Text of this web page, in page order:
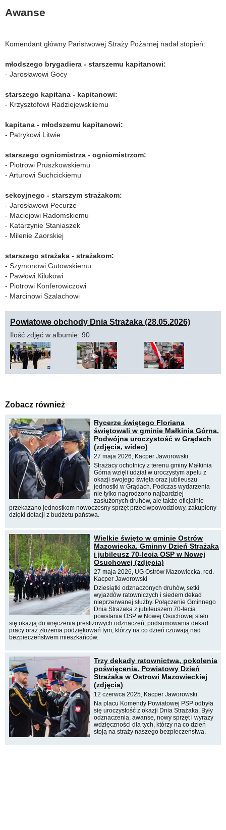
Awanse
Komendant główny Państwowej Straży Pożarnej nadał stopień:
młodszego brygadiera - starszemu kapitanowi:
- Jarosławowi Gocy
starszego kapitana - kapitanowi:
- Krzysztofowi Radziejewskiiemu
kapitana - młodszemu kapitanowi:
- Patrykowi Litwie
starszego ogniomistrza - ogniomistrzom:
- Piotrowi Pruszkowskiemu
- Arturowi Suchcickiemu
sekcyjnego - starszym strażakom:
- Jarosławowi Pecurze
- Maciejowi Radomskiemu
- Katarzynie Staniaszek
- Milenie Zaorskiej
starszego strażaka - strażakom:
- Szymonowi Gutowskiemu
- Pawłowi Kilukowi
- Piotrowi Konferowiczowi
- Marcinowi Szalachowi
Powiatowe obchody Dnia Strażaka (28.05.2026)
Ilość zdjęć w albumie: 90
Zobacz również
Rycerze świętego Floriana
świętowali w gminie Małkinia Górna.
Podwójna uroczystość w Grądach
(zdjęcia, wideo)
27 maja 2026, Kacper Jaworowski
Strażacy ochotnicy z terenu gminy Małkinia
Górna wzięli udział w uroczystym apelu z
okazji swojego święta oraz jubileuszu
jednostki w Grądach. Podczas wydarzenia
nie tylko nagrodzono najbardziej
zasłużonych druhów, ale także oficjalnie
przekazano jednostkom nowoczesny sprzęt przeciwpowodziowy, zakupiony
dzięki dotacji z budżetu państwa.
Wielkie święto w gminie Ostrów
Mazowiecka. Gminny Dzień Strażaka
i jubileusz 70-lecia OSP w Nowej
Osuchowej (zdjęcia)
27 maja 2026, UG Ostrów Mazowiecka, red.
Kacper Jaworowski
Dziesiątki odznaczonych druhów, setki
wyjazdów ratowniczych i siedem dekad
nieprzerwanej służby. Połączenie Gminnego
Dnia Strażaka z jubileuszem 70-lecia
powstania OSP w Nowej Osuchowej stało
się okazją do wręczenia prestiżowych odznaczeń, podsumowania dekad
pracy oraz złożenia podziękowań tym, którzy na co dzień czuwają nad
bezpieczeństwem mieszkańców.
Trzy dekady ratownictwa, pokolenia
poświęcenia. Powiatowy Dzień
Strażaka w Ostrowi Mazowieckiej
(zdjęcia)
12 czerwca 2025, Kacper Jaworowski
Na placu Komendy Powiatowej PSP odbyła
się uroczystość z okazji Dnia Strażaka. Były
odznaczenia, awanse, nowy sprzęt i wyrazy
wdzięczności dla tych, którzy na co dzień
stoją na straży naszego bezpieczeństwa.